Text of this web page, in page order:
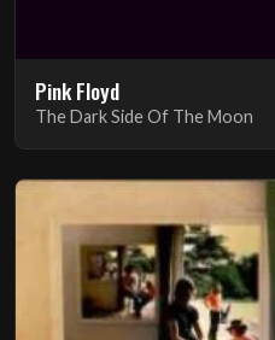
Pink Floyd
The Dark Side Of The Moon